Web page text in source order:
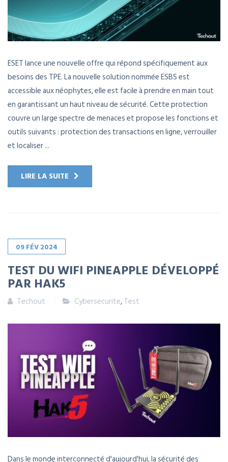
ESET lance une nouvelle offre qui répond spécifiquement aux
besoins des TPE. La nouvelle solution nommée ESBS est
accessible aux néophytes, elle est facile à prendre en main tout
en garantissant un haut niveau de sécurité. Cette protection
couvre un large spectre de menaces et propose les fonctions et
outils suivants : protection des transactions en ligne, verrouiller
et localiser ...
LIRE LA SUITE
09FÉV2024
TEST DU WIFI PINEAPPLE DÉVELOPPÉ
PAR HAK5
Techout Cybersecurite,Test
Dans le monde interconnecté d'aujourd'hui, la sécurité des